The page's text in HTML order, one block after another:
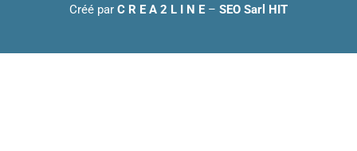
Créé par C R E A 2 L I N E – SEO Sarl HIT